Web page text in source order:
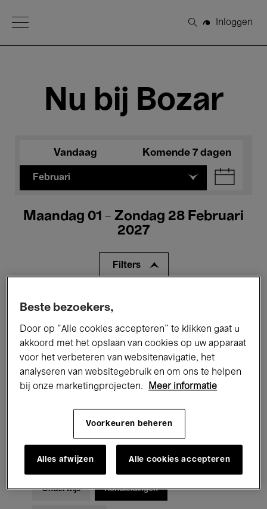
Open Menu
Zoeken
Inloggen
Nu bij Bozar
Vandaag Komende 7 dagen
Februari
Maandag 01 - Zondag 28 Februari
2027
Filters
Alle evenementen
Tentoonstellingen Films
Performances Lezingen & Debatten
Jazz Klassieke Muziek Global Music
Voor iedereen Kids’ Palace
Onderwijs Rondleidingen
Beste bezoekers,
Door op “Alle cookies accepteren” te klikken gaat u
akkoord met het opslaan van cookies op uw apparaat
voor het verbeteren van websitenavigatie, het
analyseren van websitegebruik en om ons te helpen
bij onze marketingprojecten.
Meer informatie
Voorkeuren beheren
Alles afwijzen Alle cookies accepteren